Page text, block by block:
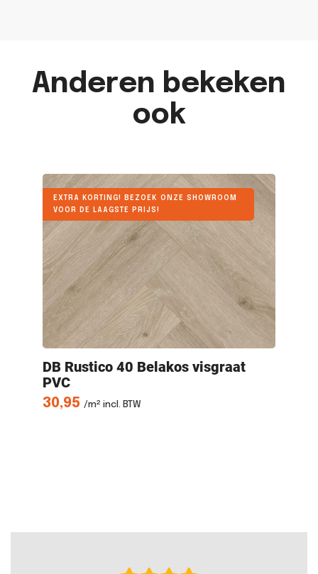
Anderen bekeken
ook
EXTRA KORTING! BEZOEK ONZE SHOWROOM
VOOR DE LAAGSTE PRIJS!
DB Rustico 40 Belakos visgraat
PVC
30,95 /m² incl. BTW